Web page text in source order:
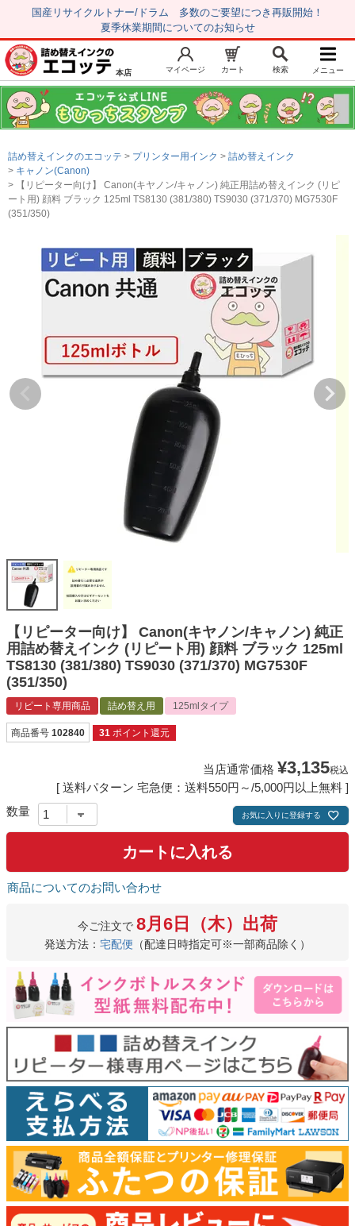
国産リサイクルトナー/ドラム 多数のご要望につき再販開始！
夏季休業期間についてのお知らせ
新規会員登録 マイページ
トップページ お気に入り
注文履歴 レビュー履歴
はじめての方へ
初心者用セット
キャノンインク
ブラザーインク
詰め替えインク
互換インクボトル
互換インクカートリッジ
再生インクカートリッジ
ご利用ガイド
よくある質問
お問い合わせ
会員専用商品
説明書ダウンロード
本店 マイページ カート 検索 メニュー
詰め替えインクのエコッテ プリンター用インク
詰め替えインク
キャノン(Canon)
【リピーター向け】 Canon(キヤノン/キャノン) 純正用詰め替えインク (リピ
ート用) 顔料 ブラック 125ml TS8130 (381/380) TS9030 (371/370) MG7530F
(351/350)
【リピーター向け】 Canon(キヤノン/キャノン) 純正
用詰め替えインク (リピート用) 顔料 ブラック 125ml
TS8130 (381/380) TS9030 (371/370) MG7530F
(351/350)
リピート専用商品 詰め替え用 125mlタイプ
商品番号 102840 31 ポイント還元
当店通常価格 ¥3,135税込
送料パターン 宅急便：送料550円～/5,000円以上無料
お気に入りに登録する
カートに入れる
商品についてのお問い合わせ
今ご注文で 8月6日（木）出荷
発送方法： 宅配便 （配達日時指定可※一部商品除く）